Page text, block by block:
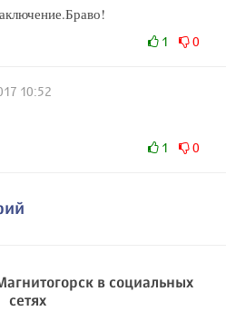
1 0
10:52
1 0
в социальных
сетях